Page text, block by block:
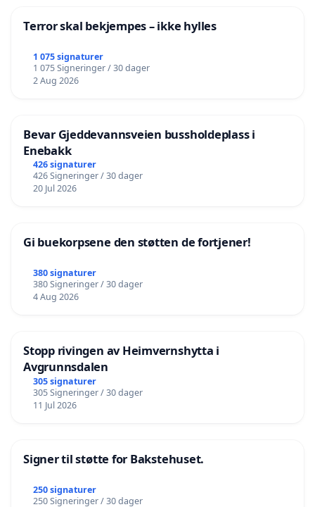
Terror skal bekjempes – ikke hylles
1 075 signaturer
1 075 Signeringer / 30 dager
2 Aug 2026
Bevar Gjeddevannsveien bussholdeplass i
Enebakk
426 signaturer
426 Signeringer / 30 dager
20 Jul 2026
Gi buekorpsene den støtten de fortjener!
380 signaturer
380 Signeringer / 30 dager
4 Aug 2026
Stopp rivingen av Heimvernshytta i
Avgrunnsdalen
305 signaturer
305 Signeringer / 30 dager
11 Jul 2026
Signer til støtte for Bakstehuset.
250 signaturer
250 Signeringer / 30 dager